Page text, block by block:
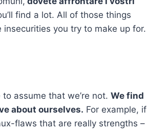
find a lot. All of those things
insecurities you try to make up for.
assume that we’re not. We find
about ourselves. For example, if
flaws that are really strengths –